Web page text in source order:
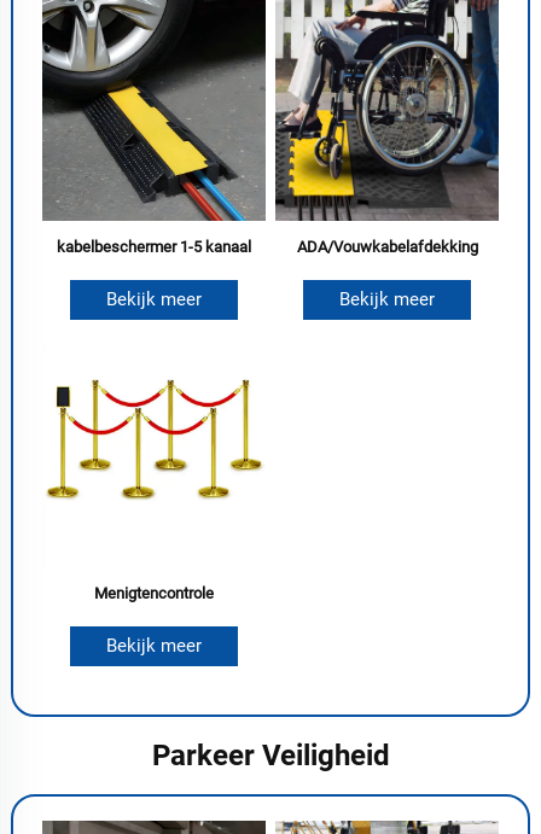
kabelbeschermer 1-5 kanaal
Bekijk meer
ADA/Vouwkabelafdekking
Bekijk meer
Menigtencontrole
Bekijk meer
Parkeer Veiligheid